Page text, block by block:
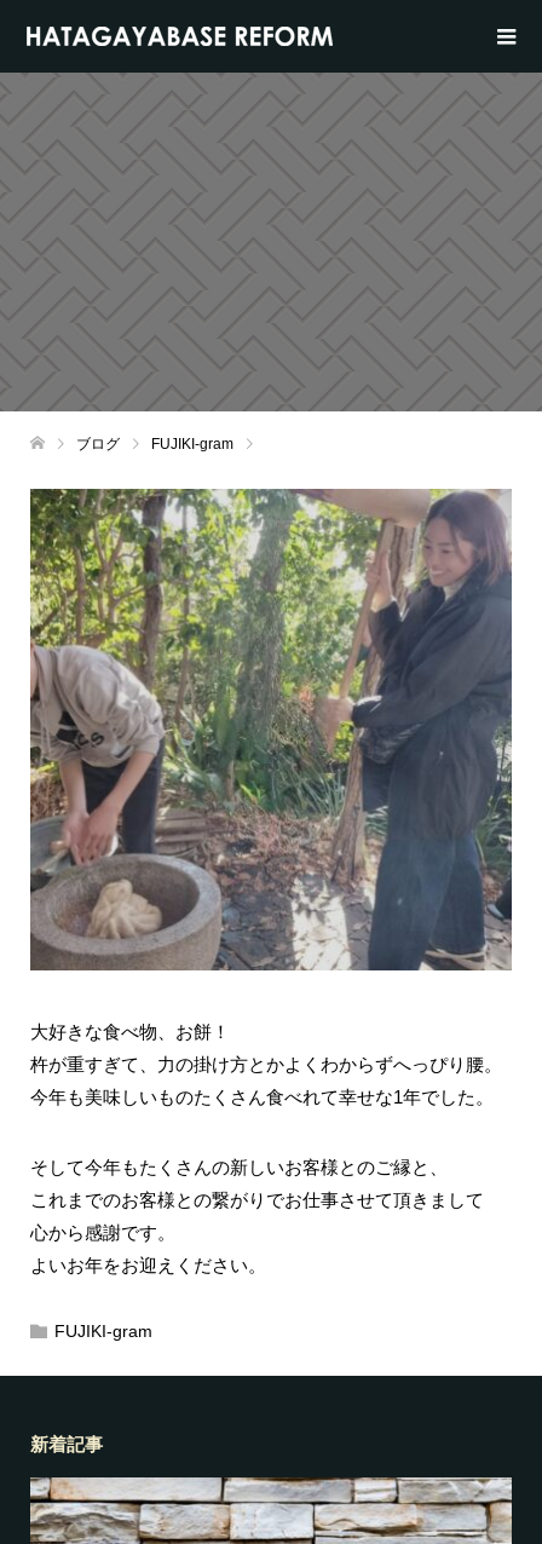
ブログ FUJIKI-gram
大好きな食べ物、お餅！
杵が重すぎて、力の掛け方とかよくわからずへっぴり腰。
今年も美味しいものたくさん食べれて幸せな1年でした。
そして今年もたくさんの新しいお客様とのご縁と、
これまでのお客様との繋がりでお仕事させて頂きまして
心から感謝です。
よいお年をお迎えください。
FUJIKI-gram
新着記事